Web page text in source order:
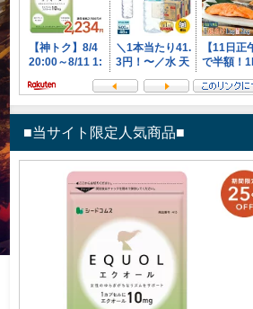
■当サイト限定人気商品■